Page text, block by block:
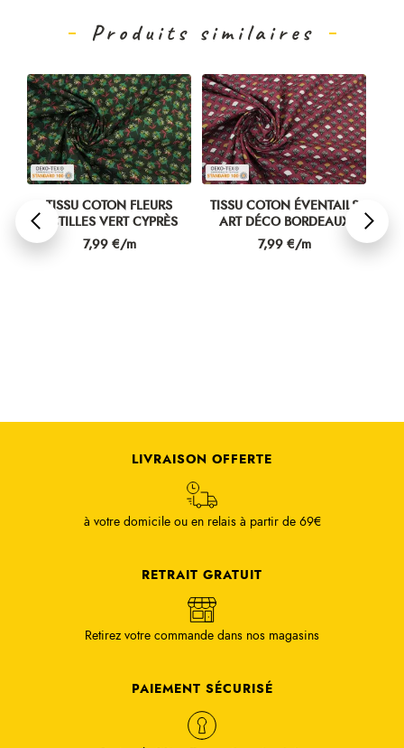
Produits similaires
TISSU COTON FLEURS
PISTILLES VERT CYPRÈS
Prix
7,99 €/m
TISSU COTON ÉVENTAILS
ART DÉCO BORDEAUX
Prix
7,99 €/m
LIVRAISON OFFERTE
à votre domicile ou en relais à partir de 69€
RETRAIT GRATUIT
Retirez votre commande dans nos magasins
PAIEMENT SÉCURISÉ